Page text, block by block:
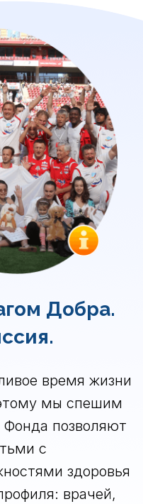
Добра.
время жизни
мы спешим
позволяют
с
здоровья
врачей,